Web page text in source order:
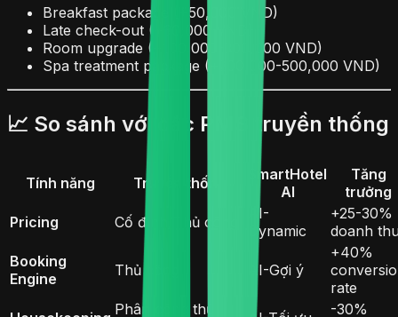
Breakfast package (+50,000 VND)
Late check-out (+30,000 VND)
Room upgrade (+100,000-300,000 VND)
Spa treatment package (+200,000-500,000 VND)
📈 So sánh với các PMS truyền thống
Tính năng Truyền thống
SmartHotel
AI
Tăng
trưởng
Pricing
Cố định/Thủ công
AI-
Dynamic
+25-30%
doanh
Booking
Engine
Thủ công AI-Gợi ý
+40%
rate
Phân công thủ -30%